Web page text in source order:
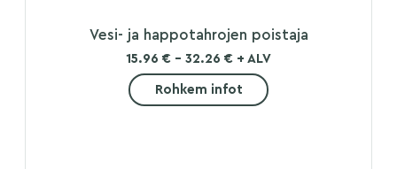
Vesi- ja happotahrojen poistaja
15.96 € - 32.26 € + ALV
Rohkem infot